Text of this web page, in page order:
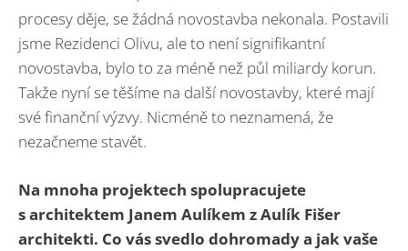
procesy děje, se žádná novostavba nekonala. Postavili
jsme Rezidenci Olivu, ale to není signifikantní
novostavba, bylo to za méně než půl miliardy korun.
Takže nyní se těšíme na další novostavby, které mají
své finanční výzvy. Nicméně to neznamená, že
nezačneme stavět.
Na mnoha projektech spolupracujete
s architektem Janem Aulíkem z Aulík Fišer
architekti. Co vás svedlo dohromady a jak vaše